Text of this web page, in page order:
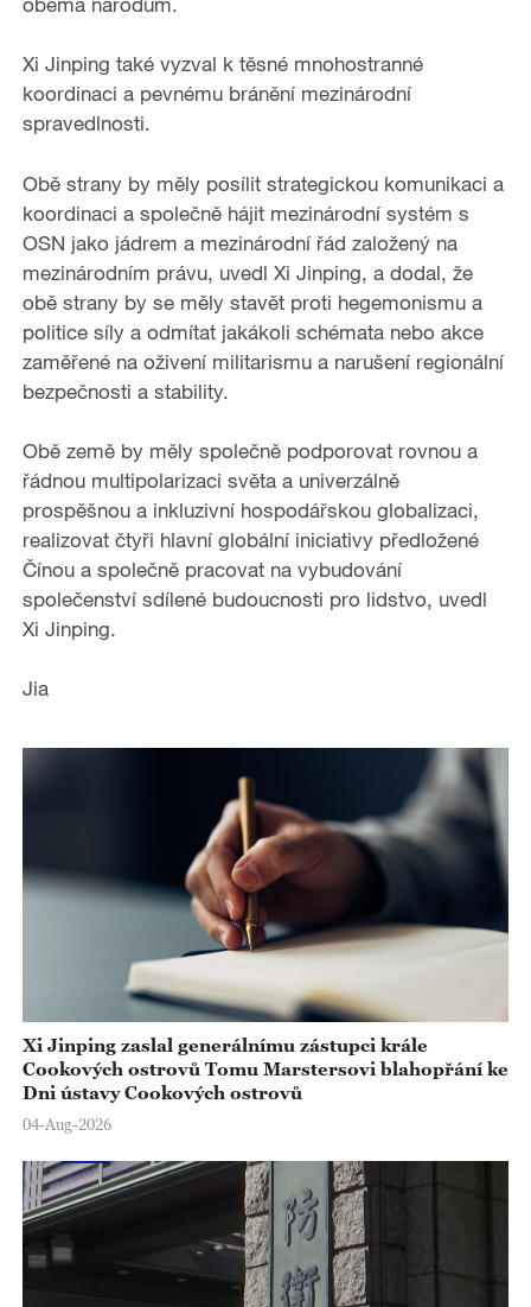
Xi Jinping také vyzval k těsné mnohostranné
koordinaci a pevnému bránění mezinárodní
spravedlnosti.
Obě strany by měly posílit strategickou komunikaci a
koordinaci a společně hájit mezinárodní systém s
OSN jako jádrem a mezinárodní řád založený na
mezinárodním právu, uvedl Xi Jinping, a dodal, že
obě strany by se měly stavět proti hegemonismu a
politice síly a odmítat jakákoli schémata nebo akce
zaměřené na oživení militarismu a narušení regionální
bezpečnosti a stability.
Obě země by měly společně podporovat rovnou a
řádnou multipolarizaci světa a univerzálně
prospěšnou a inkluzivní hospodářskou globalizaci,
realizovat čtyři hlavní globální iniciativy předložené
Čínou a společně pracovat na vybudování
společenství sdílené budoucnosti pro lidstvo, uvedl
Xi Jinping.
Jia
Xi Jinping zaslal generálnímu zástupci krále
Cookových ostrovů Tomu Marstersovi blahopřání ke
Dni ústavy Cookových ostrovů
04-Aug-2026